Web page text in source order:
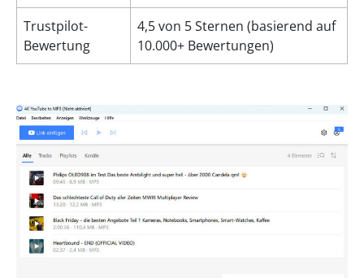
Trustpilot-
Bewertung
4,5 von 5 Sternen (basierend auf
10.000+ Bewertungen)